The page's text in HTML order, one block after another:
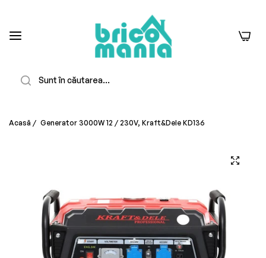
0
Acasă / Generator 3000W 12 / 230V, Kraft&Dele KD136